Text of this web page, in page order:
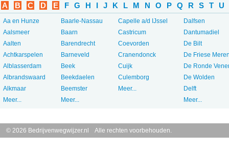
A B C D E F G H I J K L M N O P Q R S T U
Aa en Hunze
Aalsmeer
Aalten
Achtkarspelen
Alblasserdam
Albrandswaard
Alkmaar
Meer...
Baarle-Nassau
Baarn
Barendrecht
Barneveld
Beek
Beekdaelen
Beemster
Meer...
Capelle a/d IJssel
Castricum
Coevorden
Cranendonck
Cuijk
Culemborg
Meer...
Dalfsen
Dantumadiel
De Bilt
De Friese
De Ronde
De Wolden
Delft
Meer...
© 2026 Bedrijvenwegwijzer.nl Alle rechten voorbehouden.